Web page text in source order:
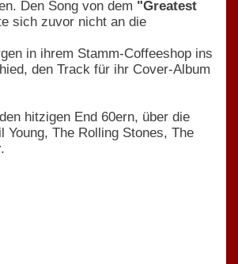
Den Song von dem "Greatest
sich zuvor nicht an die
in ihrem Stamm-Coffeeshop ins
den Track für ihr Cover-Album
hitzigen End 60ern, über die
The Rolling Stones, The